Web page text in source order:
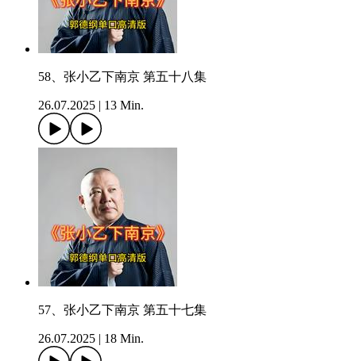
58、张小乙下南京 第五十八集
26.07.2025 13 Min.
57、张小乙下南京 第五十七集
26.07.2025 18 Min.